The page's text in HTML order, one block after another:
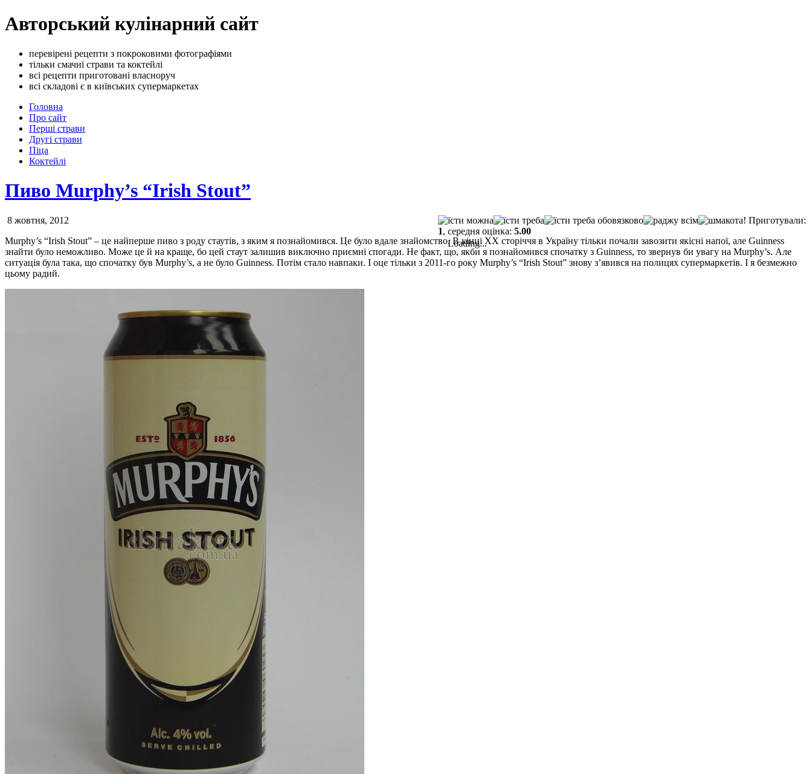
Авторський кулінарний сайт
перевірені рецепти з покроковими фотографіями
тільки смачні страви та коктейлі
всі рецепти приготовані власноруч
всі складові є в київських супермаркетах
Головна
Про сайт
Перші страви
Другі страви
Піца
Коктейлі
Пиво Murphy’s “Irish Stout”
8 жовтня, 2012
Приготували:
1, середня оцінка: 5.00
Loading...
Murphy’s “Irish Stout” – це найперше пиво з роду стаутів, з яким я познайомився. Це було вдале знайомство. В кінці ХХ сторіччя в Україну тільки почали завозити якісні напої, але Guinness
знайти було неможливо. Може це й на краще, бо цей стаут залишив виключно приємні спогади. Не факт, що, якби я познайомився спочатку з Guinness, то звернув би увагу на Murphy’s. Але
ситуація була така, що спочатку був Murphy’s, а не було Guinness. Потім стало навпаки. І оце тільки з 2011-го року Murphy’s “Irish Stout” знову з’явився на полицях супермаркетів. І я безмежно
цьому радий.